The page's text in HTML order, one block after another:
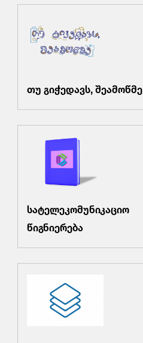
თუ გიჭედავს, შეამოწმე
სატელეკომუნიკაციო
წიგნიერება